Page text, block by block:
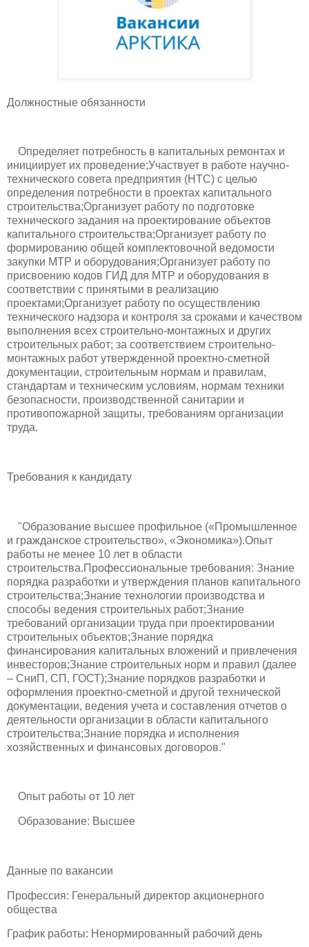
Должностные обязанности
Определяет потребность в капитальных ремонтах и
инициирует их проведение;Участвует в работе научно-
технического совета предприятия (НТС) с целью
определения потребности в проектах капитального
строительства;Организует работу по подготовке
технического задания на проектирование объектов
капитального строительства;Организует работу по
формированию общей комплектовочной ведомости
закупки МТР и оборудования;Организует работу по
присвоению кодов ГИД для МТР и оборудования в
соответствии с принятыми в реализацию
проектами;Организует работу по осуществлению
технического надзора и контроля за сроками и качеством
выполнения всех строительно-монтажных и других
строительных работ; за соответствием строительно-
монтажных работ утвержденной проектно-сметной
документации, строительным нормам и правилам,
стандартам и техническим условиям, нормам техники
безопасности, производственной санитарии и
противопожарной защиты, требованиям организации
труда.
Требования к кандидату
"Образование высшее профильное («Промышленное
и гражданское строительство», «Экономика»).Опыт
работы не менее 10 лет в области
строительства.Профессиональные требования: Знание
порядка разработки и утверждения планов капитального
строительства;Знание технологии производства и
способы ведения строительных работ;Знание
требований организации труда при проектировании
строительных объектов;Знание порядка
финансирования капитальных вложений и привлечения
инвесторов;Знание строительных норм и правил (далее
– СниП, СП, ГОСТ);Знание порядков разработки и
оформления проектно-сметной и другой технической
документации, ведения учета и составления отчетов о
деятельности организации в области капитального
строительства;Знание порядка и исполнения
хозяйственных и финансовых договоров."
Опыт работы от 10 лет
Образование: Высшее
Данные по вакансии
Профессия: Генеральный директор акционерного
общества
График работы: Ненормированный рабочий день